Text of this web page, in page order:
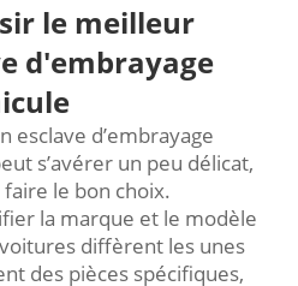
le meilleur
d'embrayage
esclave d’embrayage
s’avérer un peu délicat,
le bon choix.
la marque et le modèle
diffèrent les unes
des pièces spécifiques,